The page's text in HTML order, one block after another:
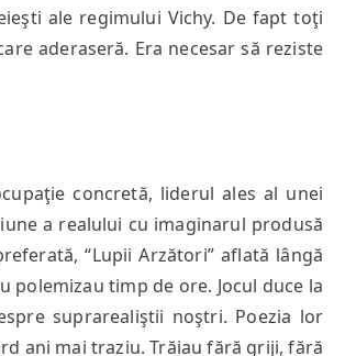
ale regimului Vichy. De fapt toţi
aderaseră. Era necesar să reziste
concretă, liderul ales al unei
a realului cu imaginarul produsă
“Lupii Arzători” aflată lângă
polemizau timp de ore. Jocul duce la
suprarealiştii noştri. Poezia lor
ani mai traziu. Trăiau fără griji, fără